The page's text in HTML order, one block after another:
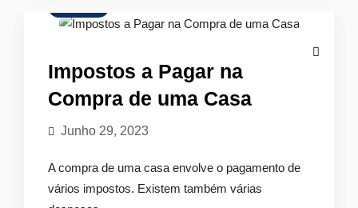
pagar?
Impostos a Pagar na
Compra de uma Casa
Junho 29, 2023
A compra de uma casa envolve o pagamento de
vários impostos. Existem também várias